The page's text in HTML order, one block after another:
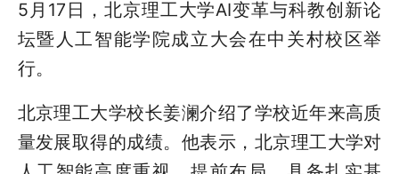
5月17日，北京理工大学AI变革与科教创新论
坛暨人工智能学院成立大会在中关村校区举
行。
北京理工大学校长姜澜介绍了学校近年来高质
量发展取得的成绩。他表示，北京理工大学对